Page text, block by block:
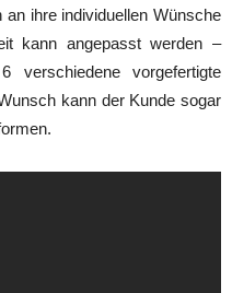
ihre individuellen Wünsche
kann angepasst werden –
vorgefertigte
kann der Kunde sogar